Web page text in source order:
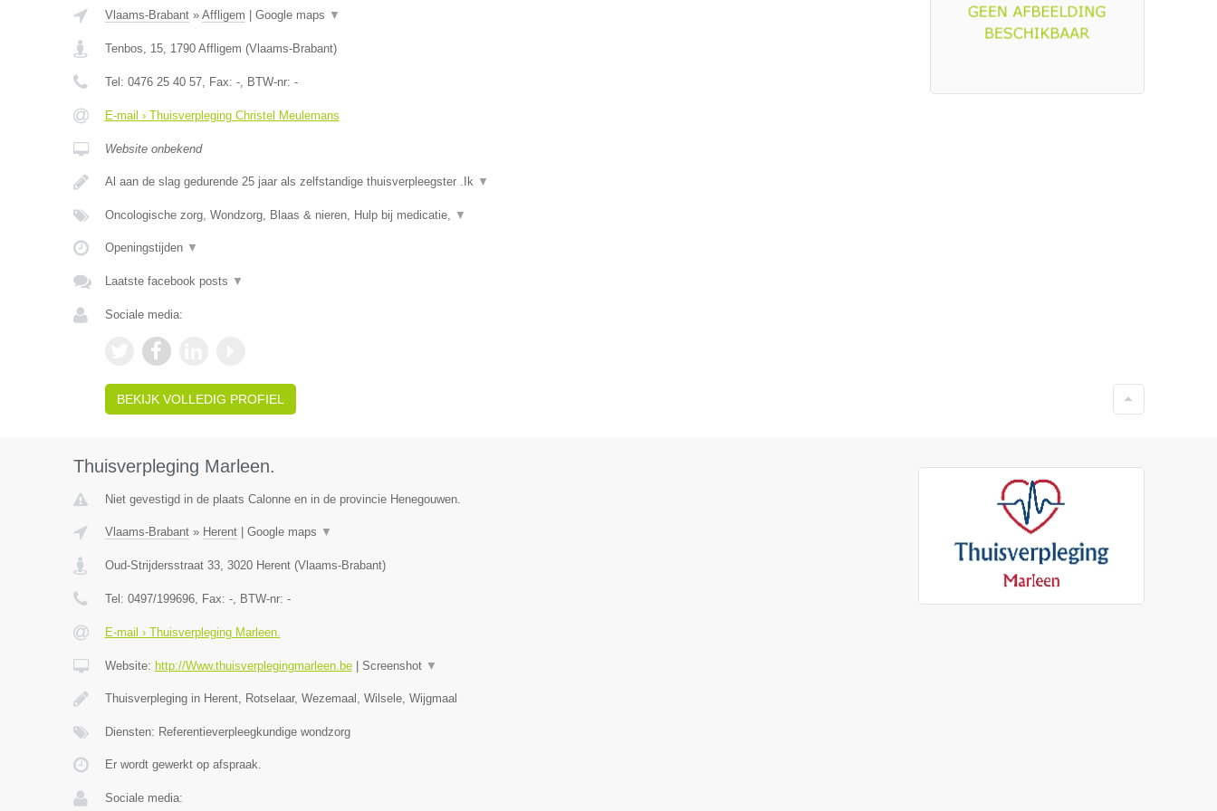
Vlaams-Brabant» Affligem Google maps ▼
Tenbos, 15, 1790 Affligem (Vlaams-Brabant)
Tel: 0476 25 40 57, Fax: -, BTW-nr: -
E-mail › Thuisverpleging Christel Meulemans
Website onbekend
Al aan de slag gedurende 25 jaar als zelfstandige thuisverpleegster .Ik ▼
Oncologische zorg, Wondzorg, Blaas & nieren, Hulp bij medicatie, ▼
Openingstijden ▼
Laatste facebook posts ▼
Sociale media:
BEKIJK VOLLEDIG PROFIEL
Thuisverpleging Marleen.
Niet gevestigd in de plaats Calonne en in de provincie Henegouwen.
Vlaams-Brabant» Herent| Google maps ▼
Oud-Strijdersstraat 33, 3020 Herent(Vlaams-Brabant)
Tel: 0497/199696, Fax: -, BTW-nr: -
E-mail › Thuisverpleging Marleen.
Website: http://Www.thuisverplegingmarleen.be| Screenshot ▼
Thuisverpleging in Herent, Rotselaar, Wezemaal, Wilsele, Wijgmaal
Diensten: Referentieverpleegkundige wondzorg
Er wordt gewerkt op afspraak.
Sociale media: